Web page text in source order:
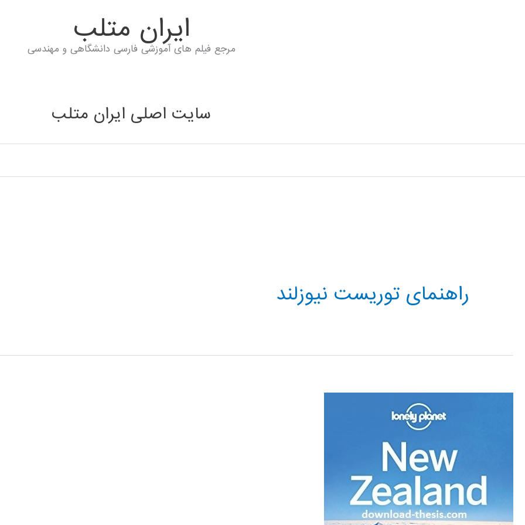
ايران متلب
مرجع فیلم های آموزشی فارسی دانشگاهی و مهندسی
سایت اصلی ایران متلب
راهنمای توریست نیوزلند